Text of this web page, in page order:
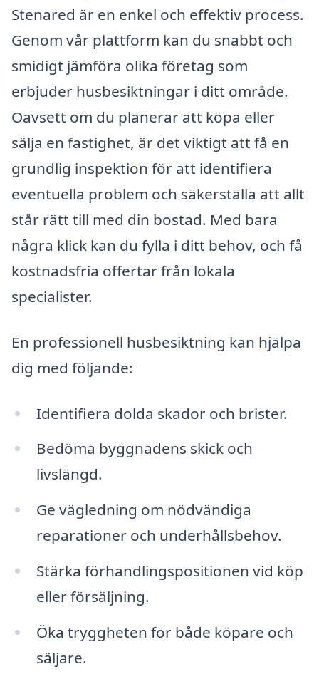
Stenared är en enkel och effektiv process.
Genom vår plattform kan du snabbt och
smidigt jämföra olika företag som
erbjuder husbesiktningar i ditt område.
Oavsett om du planerar att köpa eller
sälja en fastighet, är det viktigt att få en
grundlig inspektion för att identifiera
eventuella problem och säkerställa att allt
står rätt till med din bostad. Med bara
några klick kan du fylla i ditt behov, och få
kostnadsfria offertar från lokala
specialister.
En professionell husbesiktning kan hjälpa
dig med följande:
Identifiera dolda skador och brister.
Bedöma byggnadens skick och
livslängd.
Ge vägledning om nödvändiga
reparationer och underhållsbehov.
Stärka förhandlingspositionen vid köp
eller försäljning.
Öka tryggheten för både köpare och
säljare.